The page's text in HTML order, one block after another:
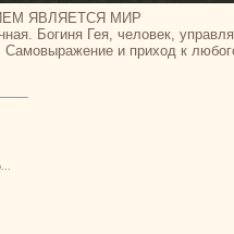
ЯВЛЯЕТСЯ МИР
Богиня Гея, человек,
Самовыражение и приход к